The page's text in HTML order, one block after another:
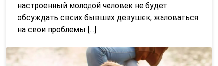
настроенный молодой человек не будет
обсуждать своих бывших девушек, жаловаться
на свои проблемы […]